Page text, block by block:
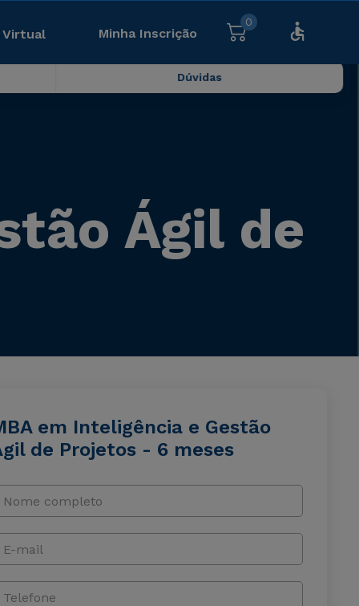
Virtual Minha Inscrição
0
Dúvidas
Ágil de
em Inteligência e Gestão
de Projetos - 6 meses
Nome completo
E-mail
Telefone